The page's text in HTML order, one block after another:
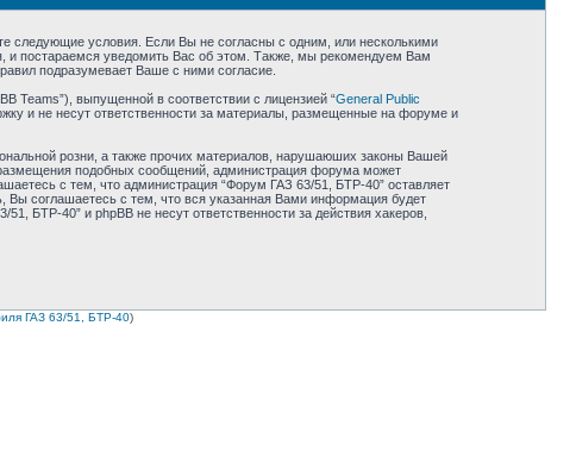
условия. Если Вы не согласны с одним, или несколькими
и постараемся уведомить Вас об этом. Также, мы рекомендуем Вам
подразумевает Ваше с ними согласие.
Teams”), выпущенной в соответствии с лицензией “General Public
и не несут ответственности за материалы, размещенные на форуме и
розни, а также прочих материалов, нарушаюших законы Вашей
подобных сообщений, администрация форума может
с тем, что администрация “Форум ГАЗ 63/51, БТР-40” оставляет
соглашаетесь с тем, что вся указанная Вами информация будет
БТР-40” и phpBB не несут ответственности за действия хакеров,
ГАЗ 63/51, БТР-40)